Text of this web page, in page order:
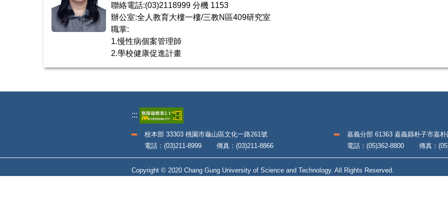
聯絡電話:(03)2118999 分機 1153
辦公室:全人教育大樓一樓/三教N區409研究室
職掌:
1.慢性病個案管理師
2.學校健康促進計畫
:::
校本部 33303 桃園市龜山區文化一路261號
電話：(03)211-8999 傳真：(03)211-8866
嘉義分部 61363 嘉義縣朴子市嘉朴
電話：(05)362-8800 傳真：
Copyright © 2020 Chang Gung University of Science and Technology. All Rights Reserved.